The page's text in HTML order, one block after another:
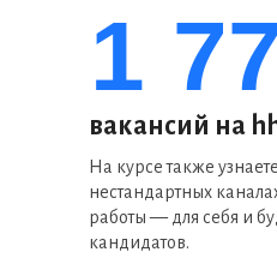
вакансий на
На курсе также
нестандартных
работы — для себя и
кандидатов.
1